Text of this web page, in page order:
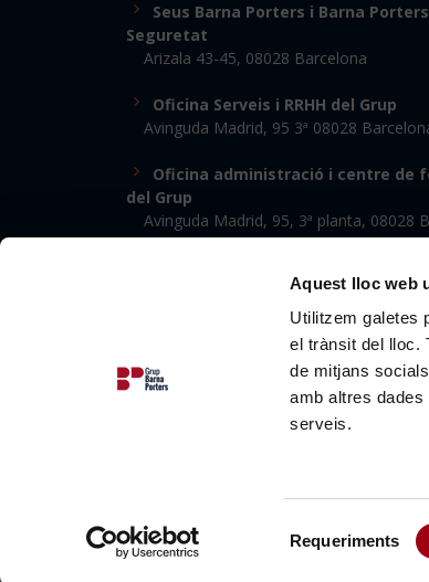
Aquest lloc web
Utilitzem galetes
el trànsit del lloc.
de mitjans
amb altres dades
serveis.
Requeriments
Seus Barna Porters i Barna Porters
Seguretat
Arizala 43-45, 08028 Barcelona
Oficina Serveis i RRHH del Grup
Avinguda Madrid, 95 3ª 08028
Oficina administració i centre de
del Grup
Avinguda Madrid, 95, 3ª planta, 08028
si